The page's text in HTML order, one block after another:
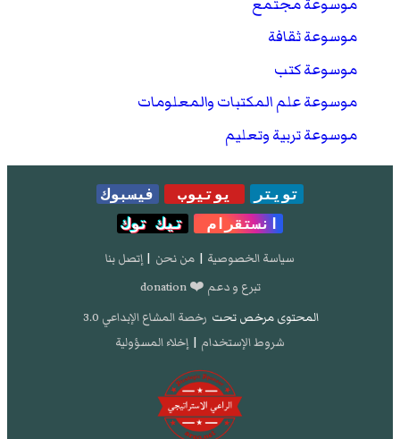
موسوعة ثقافة
موسوعة كتب
موسوعة علم المكتبات والمعلومات
موسوعة تربية وتعليم
تويتر يوتيوب
فيسبوك
انستقرام
تيك توك
سياسة الخصوصية | من نحن | إتصل بنا
تبرع و دعم ❤️ donation
المحتوى مرخص تحت رخصة المشاع الإبداعي 3.0
شروط الإستخدام | إخلاء المسؤولية